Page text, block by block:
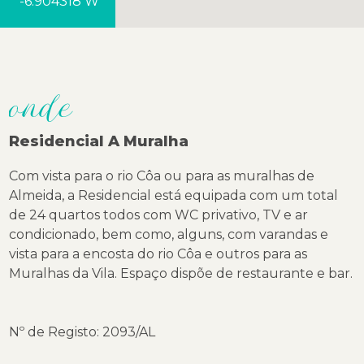
onde
Residencial A Muralha
Com vista para o rio Côa ou para as muralhas de
Almeida, a Residencial está equipada com um total
de 24 quartos todos com WC privativo, TV e ar
condicionado, bem como, alguns, com varandas e
vista para a encosta do rio Côa e outros para as
Muralhas da Vila. Espaço dispõe de restaurante e bar.
Nº de Registo: 2093/AL